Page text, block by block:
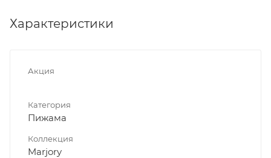
Характеристики
Акция
Категория
Пижама
Коллекция
Marjory